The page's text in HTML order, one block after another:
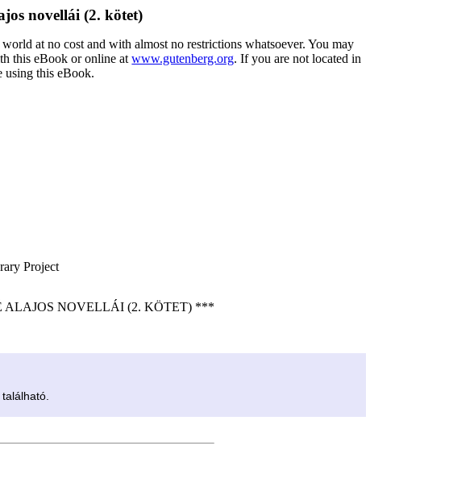
novellái (2. kötet)
at no cost and with almost no restrictions whatsoever. You may
this eBook or online atwww.gutenberg.org. If you are not located in
using this eBook.
Project
ALAJOS NOVELLÁI (2. KÖTET) ***